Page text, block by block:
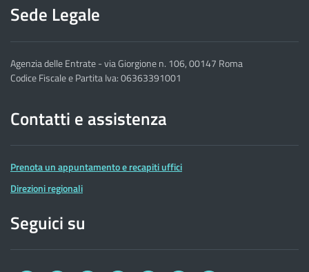
Sede Legale
Agenzia delle Entrate - via Giorgione n. 106, 00147 Roma
Codice Fiscale e Partita Iva: 06363391001
Contatti e assistenza
Prenota un appuntamento e recapiti uffici
Direzioni regionali
Seguici su